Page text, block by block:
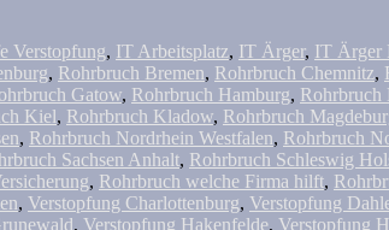
Verstopfung, IT Arbeitsplatz, IT Ärger, IT Ärger
, Rohrbruch Bremen, Rohrbruch Chemnitz,
Gatow, Rohrbruch Hamburg, Rohrbruch
Kiel, Rohrbruch Kladow, Rohrbruch
, Rohrbruch Nordrhein Westfalen, Rohrbruch
Sachsen Anhalt, Rohrbruch Schleswig
, Rohrbruch welche Firma hilft,
, Verstopfung Charlottenburg, Verstopfung
, Verstopfung Hakenfelde, Verstopfung